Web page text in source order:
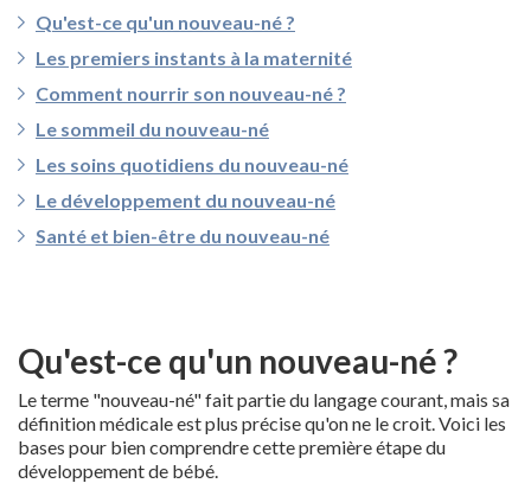
Qu'est-ce qu'un nouveau-né ?
Les premiers instants à la maternité
Comment nourrir son nouveau-né ?
Le sommeil du nouveau-né
Les soins quotidiens du nouveau-né
Le développement du nouveau-né
Santé et bien-être du nouveau-né
Qu'est-ce qu'un nouveau-né ?
Le terme "nouveau-né" fait partie du langage courant, mais sa
définition médicale est plus précise qu'on ne le croit. Voici les
bases pour bien comprendre cette première étape du
développement de bébé.